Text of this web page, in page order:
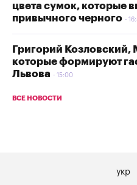
цвета сумок, которые
привычного черного
Григорий
которые формируют
Львова
15:00
ВСЕ НОВОСТИ
укр